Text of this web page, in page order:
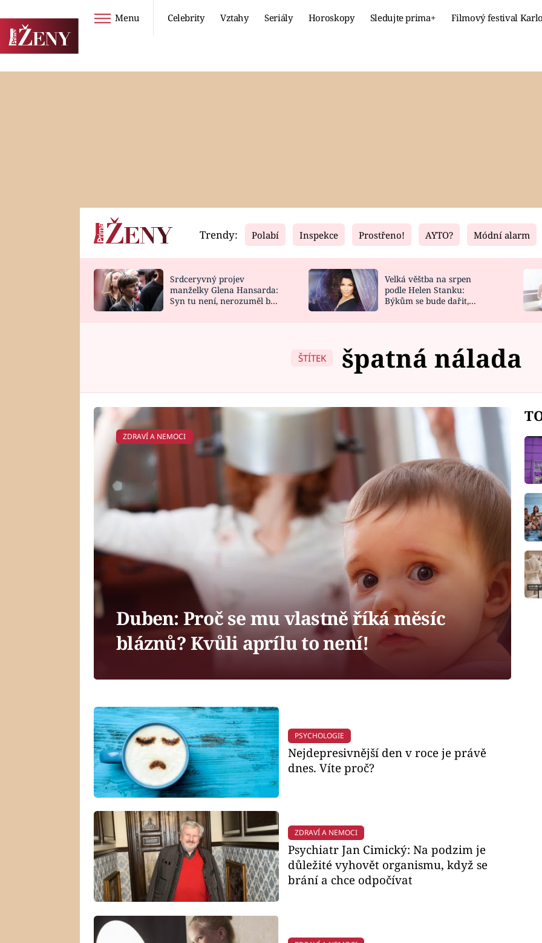
Menu Celebrity Vztahy Seriály Horoskopy Sledujte prima+ Filmový festival
Horoskopy
HOROSKOP NA
Video
CELEBRITY
VAŘENÍ
Fresh
NOVINKY
VIDEORECEPTY
Living
DESIGN
Trendy: Polabí Inspekce Prostřeno! AYTO? Módní alarm
Srdceryvný projev
manželky Glena Hansarda:
Syn tu není, nerozuměl by
Velká věštba na srpen
podle Helen Stanku:
Býkům se bude dařit,
ŠTÍTEK špatná nálada
ZDRAVÍ A NEMOCI
Duben: Proč se mu vlastně říká měsíc
bláznů? Kvůli aprílu to není!
PSYCHOLOGIE
Nejdepresivnější den v roce je právě
dnes. Víte proč?
ZDRAVÍ A NEMOCI
Psychiatr Jan Cimický: Na podzim je
důležité vyhovět organismu, když se
brání a chce odpočívat